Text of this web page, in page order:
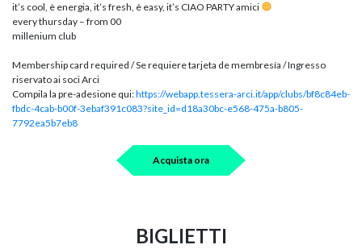
it’s cool, è energia, it’s fresh, è easy, it’s CIAO PARTY amici
every thursday – from 00
millenium club
Membership card required / Se requiere tarjeta de membresía / Ingresso
riservato ai soci Arci
Compila la pre-adesione qui:https://webapp.tessera-arci.it/app/clubs/bf8c84eb-
fbdc-4cab-b00f-3ebaf391c083?site_id=d18a30bc-e568-475a-b805-
7792ea5b7eb8
Acquista ora
BIGLIETTI